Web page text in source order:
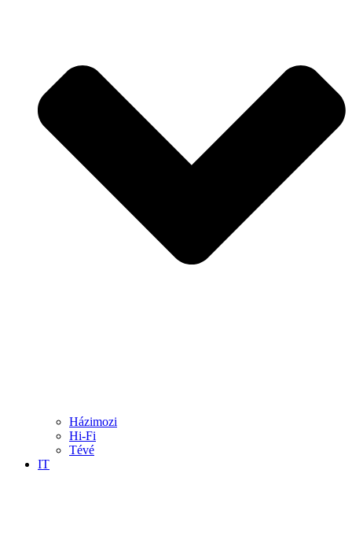
Házimozi
Hi-Fi
Tévé
IT